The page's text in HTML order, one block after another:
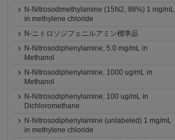
N-Nitrosodimethylamine (15N2, 98%) 1 mg/mL
in methylene chloride
N-ニトロソジフェニルアミン標準品
N-Nitrosodiphenylamine, 5.0 mg/mL in
Methanol
N-Nitrosodiphenylamine, 1000 ug/mL in
Methanol
N-Nitrosodiphenylamine, 100 ug/mL in
Dichloromethane
N-Nitrosodiphenylamine (unlabeled) 1 mg/mL
in methylene chloride